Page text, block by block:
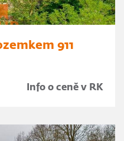
911
Info o ceně v RK